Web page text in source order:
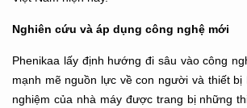
Nghiên cứu và áp dụng công nghệ mới
Phenikaa lấy định hướng đi sâu vào công
mạnh mẽ nguồn lực về con người và thiết bị
nghiệm của nhà máy được trang bị những